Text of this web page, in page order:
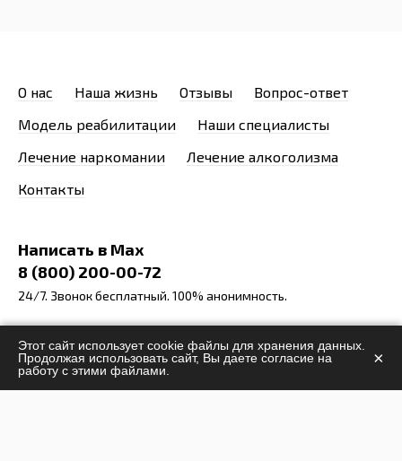
О нас Наша жизнь Отзывы
Вопрос-ответ
Модель реабилитации
Наши специалисты
Лечение наркомании
Лечение алкоголизма
Контакты
Написать в Max
8 (800) 200-00-72
24/7. Звонок бесплатный. 100% анонимность.
info@stop-narcomania.ru
Московская область, Наро-Фоминский район,
Апрелевка
Этот сайт использует cookie файлы для хранения данных.
Продолжая использовать сайт, Вы даете согласие на
работу с этими файлами.
×